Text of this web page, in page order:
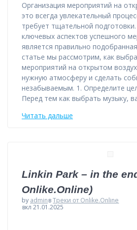
Организация мероприятий на
это всегда увлекательный
требует тщательной
ключевых аспектов успешного
является правильно
статье мы рассмотрим, как
мероприятий на открытом
нужную атмосферу и сделать
незабываемым. 1. Определите
Перед тем как выбрать музыку,
Читать дальше
Linkin Park – in the
Onlike.Online)
by adminвТреки от Onlike.Online
вкл 21.01.2025